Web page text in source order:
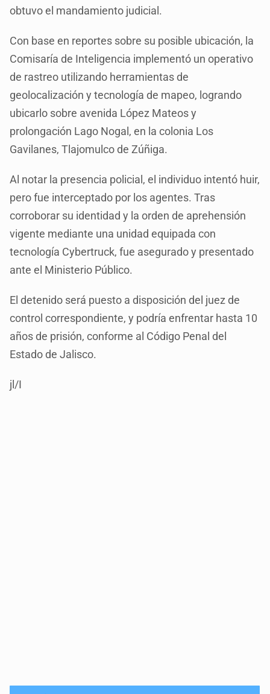
obtuvo el mandamiento judicial.
Con base en reportes sobre su posible ubicación, la
Comisaría de Inteligencia implementó un operativo
de rastreo utilizando herramientas de
geolocalización y tecnología de mapeo, logrando
ubicarlo sobre avenida López Mateos y
prolongación Lago Nogal, en la colonia Los
Gavilanes, Tlajomulco de Zúñiga.
Al notar la presencia policial, el individuo intentó huir,
pero fue interceptado por los agentes. Tras
corroborar su identidad y la orden de aprehensión
vigente mediante una unidad equipada con
tecnología Cybertruck, fue asegurado y presentado
ante el Ministerio Público.
El detenido será puesto a disposición del juez de
control correspondiente, y podría enfrentar hasta 10
años de prisión, conforme al Código Penal del
Estado de Jalisco.
jl/I